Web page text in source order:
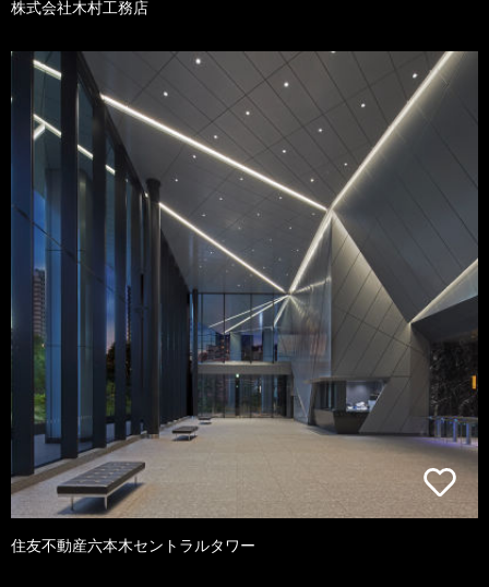
株式会社木村工務店
住友不動産六本木セントラルタワー